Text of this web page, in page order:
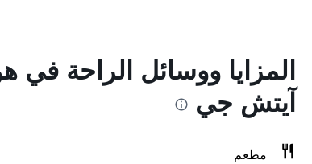
المزايا ووسائل الراحة في
آيتش جي
مطعم